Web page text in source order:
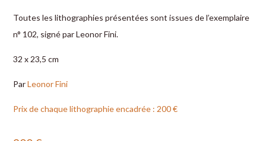
Toutes les lithographies présentées sont issues de l’exemplaire
n° 102, signé par Leonor Fini.
32 x 23,5 cm
ParLeonor Fini
Prix de chaque lithographie encadrée : 200 €